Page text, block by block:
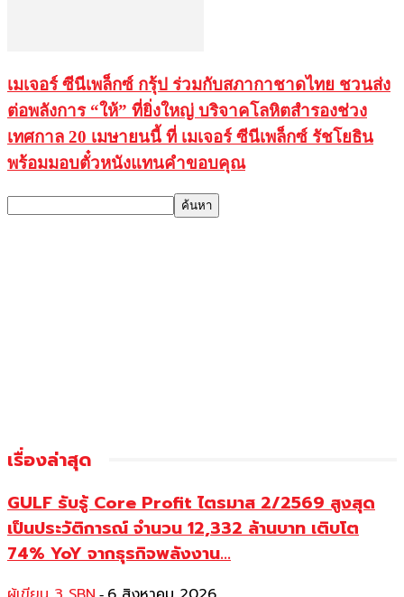
เมเจอร์ ซีนีเพล็กซ์ กรุ้ป ร่วมกับสภากาชาดไทย ชวนส่ง
ต่อพลังการ “ให้” ที่ยิ่งใหญ่ บริจาคโลหิตสำรองช่วง
เทศกาล 20 เมษายนนี้ ที่ เมเจอร์ ซีนีเพล็กซ์ รัชโยธิน
พร้อมมอบตั๋วหนังแทนคำขอบคุณ
เรื่องล่าสุด
GULF รับรู้ Core Profit ไตรมาส 2/2569 สูงสุด
เป็นประวัติการณ์ จำนวน 12,332 ล้านบาท เติบโต
74% YoY จากธุรกิจพลังงาน...
-